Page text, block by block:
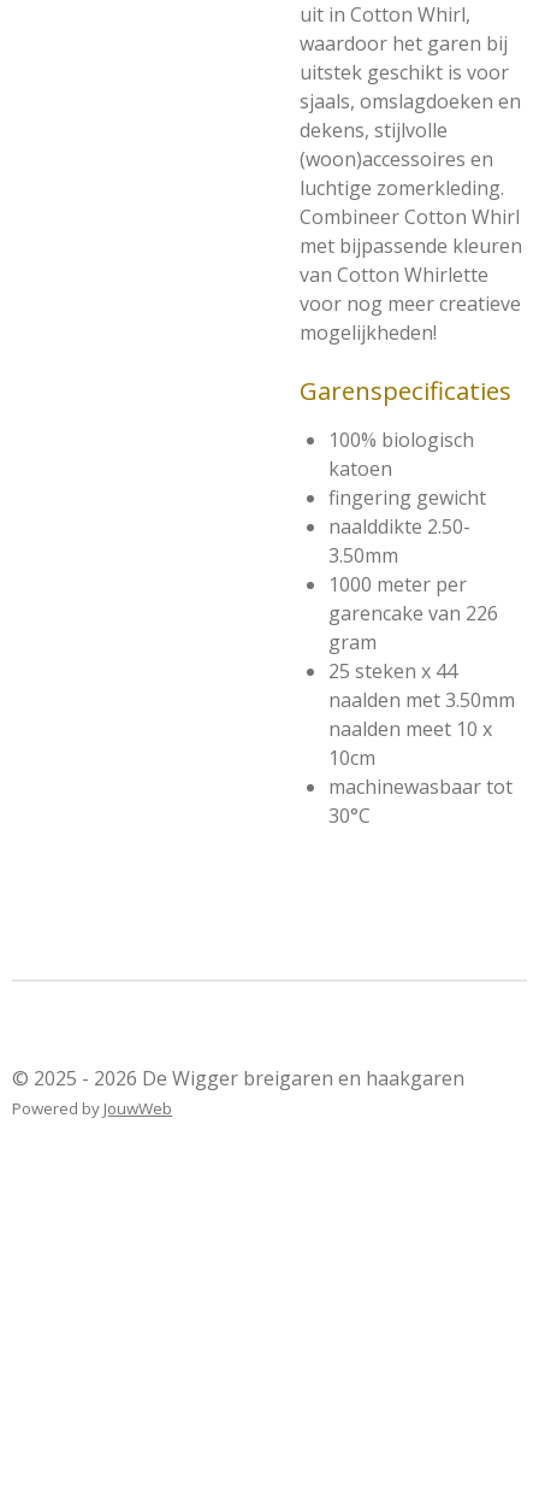
uit in Cotton Whirl,
waardoor het garen bij
uitstek geschikt is voor
sjaals, omslagdoeken en
dekens, stijlvolle
(woon)accessoires en
luchtige zomerkleding.
Combineer Cotton Whirl
met bijpassende kleuren
van Cotton Whirlette
voor nog meer creatieve
mogelijkheden!
Garenspecificaties
100% biologisch
katoen
fingering gewicht
naalddikte 2.50-
3.50mm
1000 meter per
garencake van 226
gram
25 steken x 44
naalden met 3.50mm
naalden meet 10 x
10cm
machinewasbaar tot
30°C
© 2025 - 2026 De Wigger breigaren en haakgaren
Powered by JouwWeb